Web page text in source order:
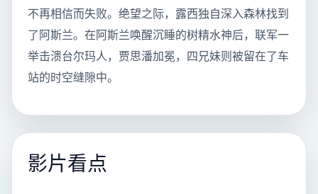
不再相信而失败。绝望之际，露西独自深入森林找到
了阿斯兰。在阿斯兰唤醒沉睡的树精水神后，联军一
举击溃台尔玛人，贾思潘加冕，四兄妹则被留在了车
站的时空缝隙中。
影片看点